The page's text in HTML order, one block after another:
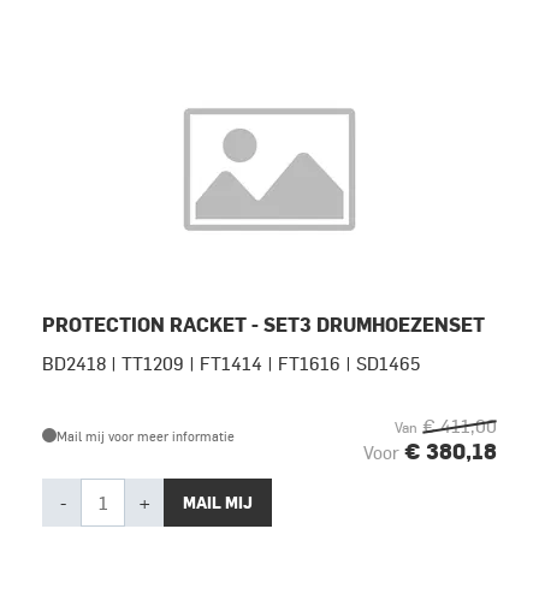
PROTECTION RACKET - SET3 DRUMHOEZENSET
BD2418 | TT1209 | FT1414 | FT1616 | SD1465
Mail mij voor meer informatie Van € 411,00
Voor € 380,18
- + MAIL MIJ